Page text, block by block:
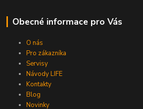
Obecné informace pro Vás
O nás
Pro zákazníka
Servisy
Návody LIFE
Kontakty
Blog
Novinky